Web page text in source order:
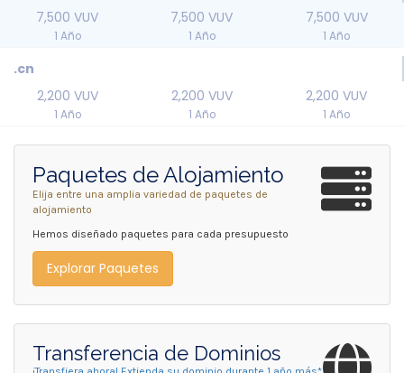
7,500 VUV
1 Año
7,500 VUV
1 Año
7,500 VUV
1 Año
.cn
2,200 VUV
1 Año
2,200 VUV
1 Año
2,200 VUV
1 Año
Paquetes de Alojamiento
Elija entre una amplia variedad de paquetes de
alojamiento
Hemos diseñado paquetes para cada presupuesto
Explorar Paquetes
Transferencia de Dominios